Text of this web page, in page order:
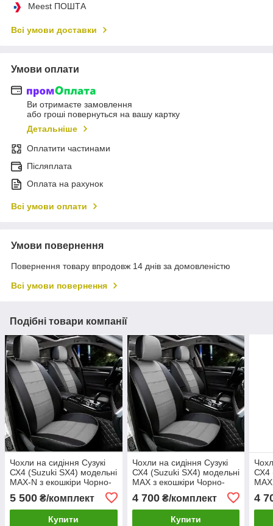
Meest ПОШТА
Всі умови доставки
Умови оплати
Ви отримаєте замовлення
або гроші повернуться на вашу картку
Детальніше
Оплатити частинами
Післяплата
Оплата на рахунок
Всі умови оплати
Умови повернення
Повернення товару впродовж 14 днів за домовленістю
Всі умови повернення
Подібні товари компанії
Чохли на сидіння Сузукі
СХ4 (Suzuki SX4) модельні
MAX-N з екошкіри Чорно-
5 500 ₴/комплект
Купити
Чохли на сидіння Сузукі
СХ4 (Suzuki SX4) модельні
MAX з екошкіри Чорно-
4 700₴/комплект
Купити
СХ4
4